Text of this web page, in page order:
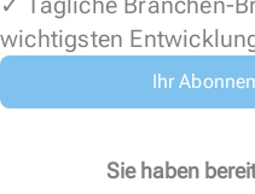
wichtigsten
Ihr
Sie haben